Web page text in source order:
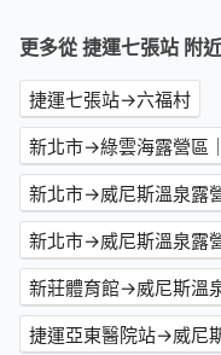
更多從 捷運七張站 附
捷運七張站→六福村
新北市→威尼斯溫泉露
新莊體育館→威尼斯溫
捷運亞東醫院站→威尼